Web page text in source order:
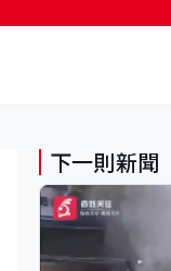
下一則新聞